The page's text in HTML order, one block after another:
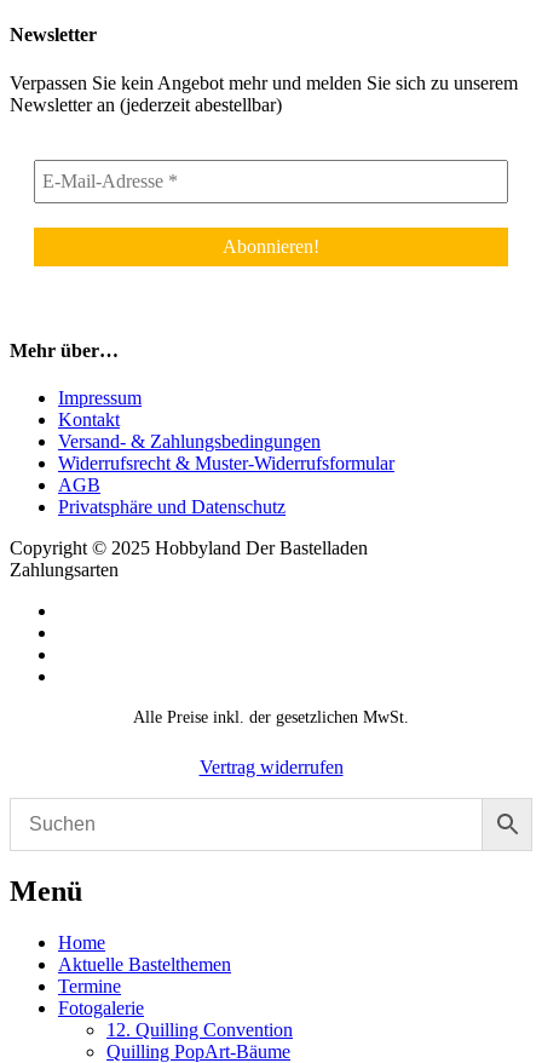
Newsletter
Verpassen Sie kein Angebot mehr und melden Sie sich zu unserem
Newsletter an (jederzeit abestellbar)
Mehr über…
Impressum
Kontakt
Versand- & Zahlungsbedingungen
Widerrufsrecht & Muster-Widerrufsformular
AGB
Privatsphäre und Datenschutz
Copyright © 2025 Hobbyland Der Bastelladen
Zahlungsarten
Alle Preise inkl. der gesetzlichen MwSt.
Vertrag widerrufen
Menü
Home
Aktuelle Bastelthemen
Termine
Fotogalerie
12. Quilling Convention
Quilling PopArt-Bäume